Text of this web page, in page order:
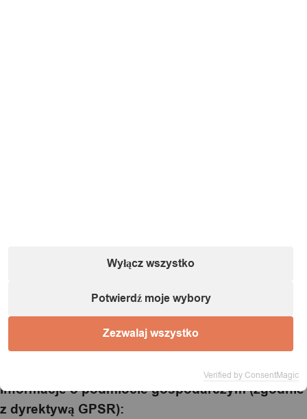
Informacje o podmiocie gospodarczym (zgodnie
z dyrektywą GPSR):
Wyłącz wszystko
Potwierdź moje wybory
Zezwalaj wszystko
Verified by ConsentMagic